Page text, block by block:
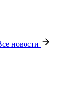
новости